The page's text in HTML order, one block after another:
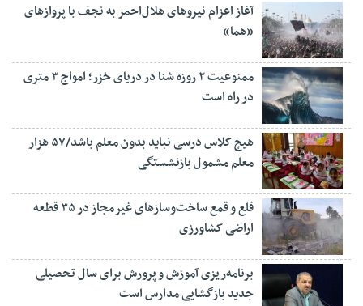
آغاز اعزام نیروهای هلال‌احمر به نجف با پروازهای
«هما»
ممنوعیت ۲ روزه شنا در دریای خزر؛ امواج ۳ متری
در راه است
هیچ کلاس درسی نباید بدون معلم باشد/۵۷ هزار
معلم مشمول بازنشستگی
قلع و قمع ساخت‌وسازهای غیرمجاز در ۳۵ قطعه
اراضی کشاورزی
برنامه‌ریزی آموزش و پرورش برای سال تحصیلی
جدید بازگشایی مدارس است